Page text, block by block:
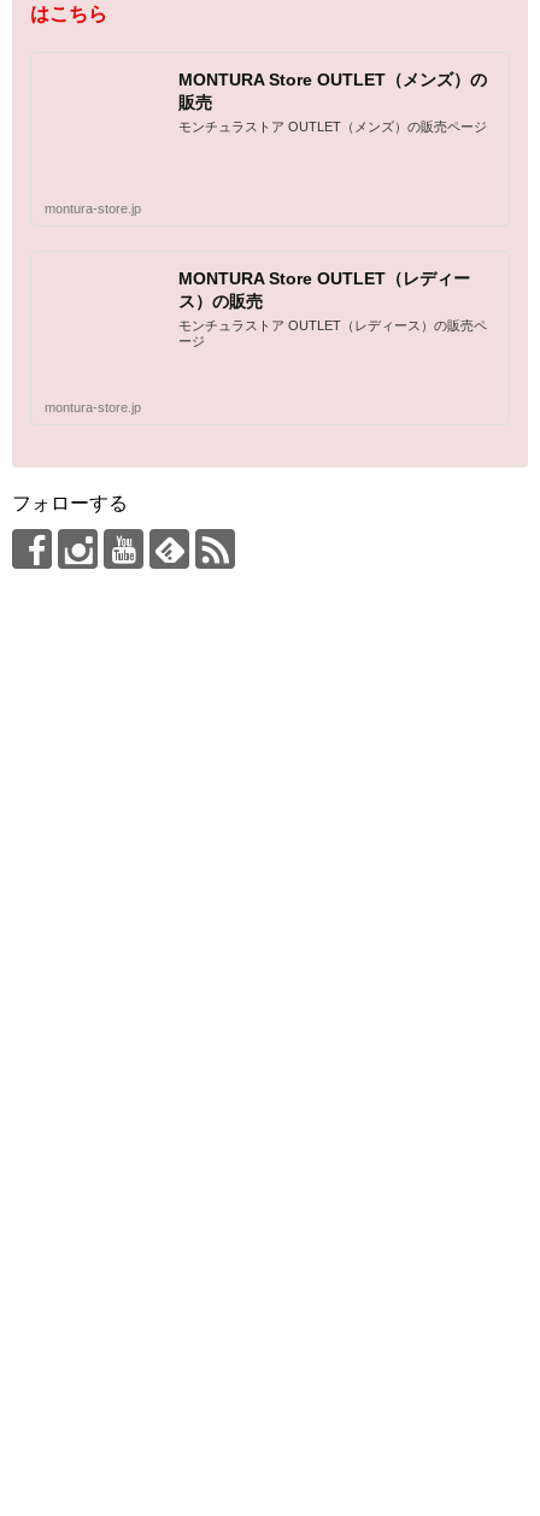
はこちら
MONTURA Store OUTLET（メンズ）の
販売
モンチュラストア OUTLET（メンズ）の販売ページ
montura-store.jp
MONTURA Store OUTLET（レディー
ス）の販売
モンチュラストア OUTLET（レディース）の販売ペ
ージ
montura-store.jp
フォローする